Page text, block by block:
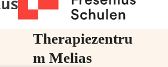
Therapiezentru
m Melias